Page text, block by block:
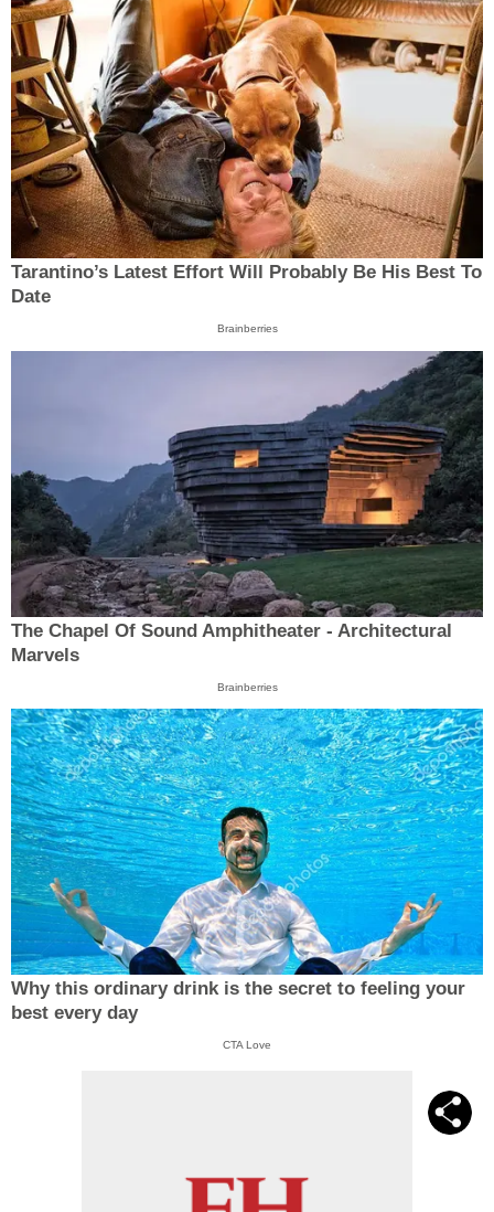
Tarantino’s Latest Effort Will Probably Be His Best To
Date
Brainberries
The Chapel Of Sound Amphitheater - Architectural
Marvels
Brainberries
Why this ordinary drink is the secret to feeling your
best every day
CTA Love